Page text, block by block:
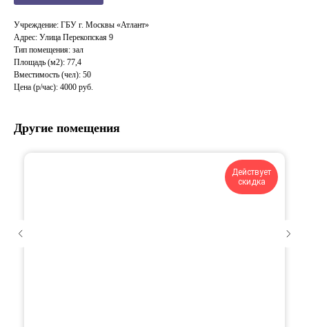
Учреждение: ГБУ г. Москвы «Атлант»
Адрес: Улица Перекопская 9
Тип помещения: зал
Площадь (м2): 77,4
Вместимость (чел): 50
Цена (р/час): 4000 руб.
Другие помещения
Действует
скидка